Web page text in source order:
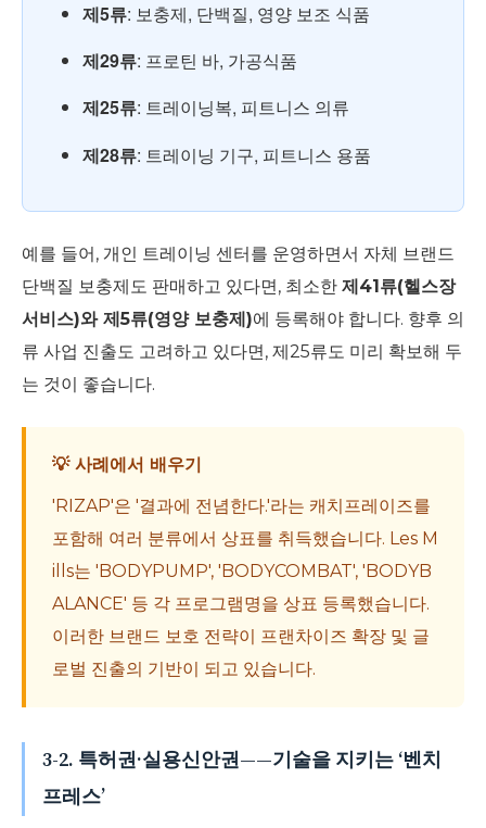
제5류: 보충제, 단백질, 영양 보조 식품
제29류: 프로틴 바, 가공식품
제25류: 트레이닝복, 피트니스 의류
제28류: 트레이닝 기구, 피트니스 용품
예를 들어, 개인 트레이닝 센터를 운영하면서 자체 브랜드
단백질 보충제도 판매하고 있다면, 최소한 제41류(헬스장
서비스)와 제5류(영양 보충제)에 등록해야 합니다. 향후 의
류 사업 진출도 고려하고 있다면, 제25류도 미리 확보해 두
는 것이 좋습니다.
💡 사례에서 배우기
'RIZAP'은 '결과에 전념한다.'라는 캐치프레이즈를
포함해 여러 분류에서 상표를 취득했습니다. Les M
ills는 'BODYPUMP', 'BODYCOMBAT', 'BODYB
ALANCE' 등 각 프로그램명을 상표 등록했습니다.
이러한 브랜드 보호 전략이 프랜차이즈 확장 및 글
로벌 진출의 기반이 되고 있습니다.
3-2. 특허권·실용신안권——기술을 지키는 ‘벤치
프레스’